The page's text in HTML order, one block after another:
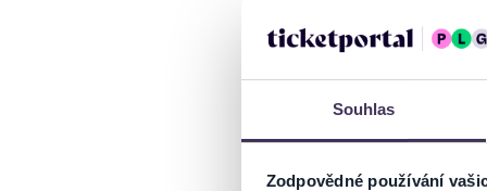
Souhlas
Zodpovědné používání